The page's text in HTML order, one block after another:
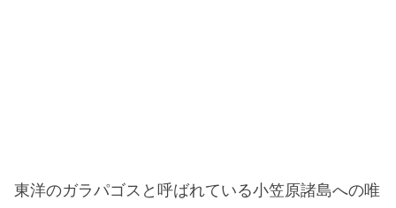
東洋のガラパゴスと呼ばれている小笠原諸島への唯